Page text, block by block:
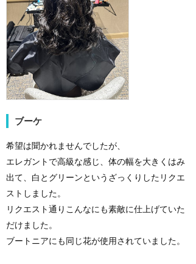
ブーケ
希望は聞かれませんでしたが、
エレガントで高級な感じ、体の幅を大きくはみ
出て、白とグリーンというざっくりしたリクエ
ストしました。
リクエスト通りこんなにも素敵に仕上げていた
だけました。
ブートニアにも同じ花が使用されていました。